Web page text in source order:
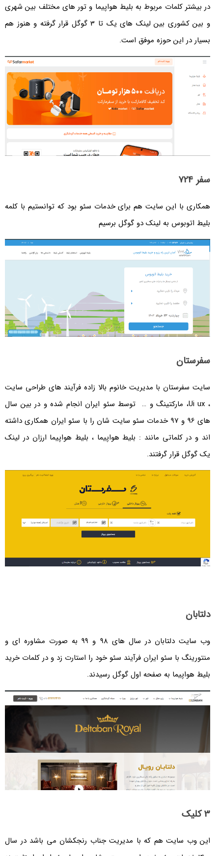
کلمات مربوط به بلیط هواپیما و تور های مختلف بین شهری
و بین کشوری بین لینک های یک تا 3 گوگل قرار گرفته و هنوز هم
این حوزه موفق است.
با این سایت هم برای خدمات سئو بود که توانستیم با کلمه
به لینک دو گوگل برسیم
با مدیریت خانوم بالا زاده فرآیند های طراحی سایت
، Ui ux، مارکتینگ و … توسط سئو ایران انجام شده و در بین سال
های 96 و 97 خدمات سئو سایت شان را با سئو ایران همکاری داشته
کلماتی مانند : بلیط هواپیما ، بلیط هواپیما ارزان در لینک
قرار گرفتند.
وب سایت دلتابان در سال های 98 و 99 به صورت مشاوره ای و
با سئو ایران فرآیند سئو خود را استارت زد و در کلمات خرید
به صفحه اول گوگل رسیدند.
سایت هم که با مدیریت جناب رنجکشان می باشد در سال